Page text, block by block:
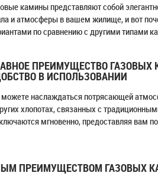
камины представляют собой
и атмосферы в вашем жилище, и вот
по сравнению с другими типами
ПРЕИМУЩЕСТВО ГАЗОВЫХ
В ИСПОЛЬЗОВАНИИ
наслаждаться потрясающей
хлопотах, связанных с
мгновенно, предоставляя вам
ПРЕИМУЩЕСТВОМ ГАЗОВЫХ